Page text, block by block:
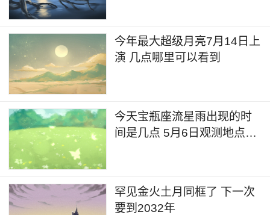
今年最大超级月亮7月14日上
演 几点哪里可以看到
今天宝瓶座流星雨出现的时
间是几点 5月6日观测地点公
罕见金火土月同框了 下一次
要到2032年